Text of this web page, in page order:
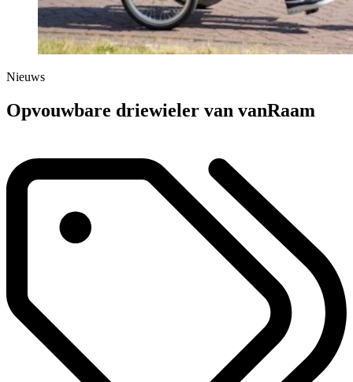
Nieuws
Opvouwbare driewieler van vanRaam